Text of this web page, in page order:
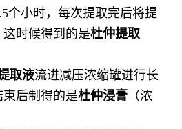
个小时，每次提取完后将提
时候得到的是杜仲提取
取液流进减压浓缩罐进行长
后制得的是杜仲浸膏 （浓